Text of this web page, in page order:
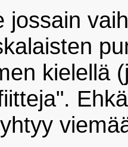
jossain
kielellä